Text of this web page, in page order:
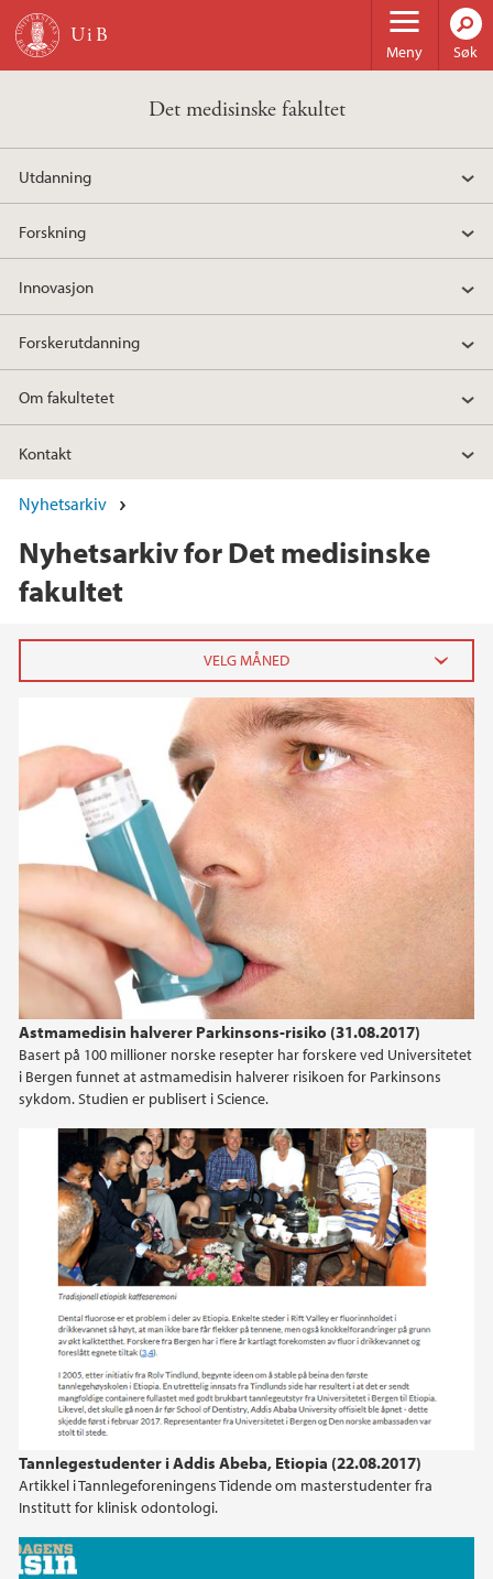
Hopp til hovedinnhold
Meny Søk
Det medisinske fakultet
Utdanning
Forskning
Innovasjon
Forskerutdanning
Om fakultetet
Kontakt
Nyhetsarkiv
Nyhetsarkiv for Det medisinske
fakultet
Astmamedisin halverer Parkinsons-risiko (31.08.2017)
Basert på 100 millioner norske resepter har forskere ved Universitetet
i Bergen funnet at astmamedisin halverer risikoen for Parkinsons
sykdom. Studien er publisert i Science.
Tannlegestudenter i Addis Abeba, Etiopia (22.08.2017)
Artikkel i Tannlegeforeningens Tidende om masterstudenter fra
Institutt for klinisk odontologi.
2026
juni (2)
mai (4)
mars (3)
februar (6)
januar (12)
2025
2024
2023
2021
2020
2019
2018
2017
2016